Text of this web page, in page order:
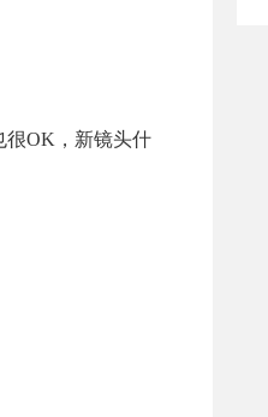
很OK，新镜头什